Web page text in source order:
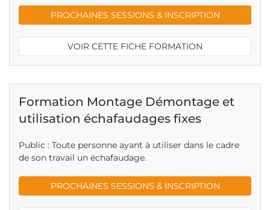
PROCHAINES SESSIONS & INSCRIPTION
VOIR CETTE FICHE FORMATION
Formation Montage Démontage et
utilisation échafaudages fixes
Public : Toute personne ayant à utiliser dans le cadre
de son travail un échafaudage.
PROCHAINES SESSIONS & INSCRIPTION